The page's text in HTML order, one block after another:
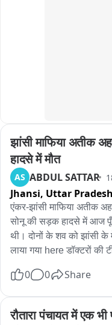
झांसी माफिया अतीक
हादसे में मौत
AS ABDUL SATTAR
Jhansi, Uttar
एंकर-झांसी माफिया अतीक
सोनू की सड़क हादसे में आज पूँछ
थी। दोनों के शव को झांसी के
लाया गया here डॉक्टरों की
प्रशासन ने परिजनों को सौप
0 0 Share
रौतारा पंचायत में एक भी